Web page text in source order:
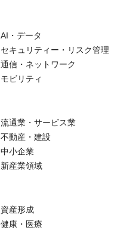
AI・データ
セキュリティー・リスク管理
通信・ネットワーク
モビリティ
流通業・サービス業
不動産・建設
中小企業
新産業領域
資産形成
健康・医療